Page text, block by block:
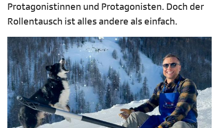
Protagonistinnen und Protagonisten. Doch der
Rollentausch ist alles andere als einfach.